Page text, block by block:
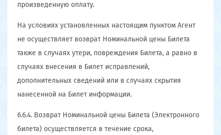
произведенную оплату.
На условиях установленных настоящим пунктом Агент
не осуществляет возврат Номинальной цены Билета
также в случаях утери, повреждения Билета, а равно в
случаях внесения в Билет исправлений,
дополнительных сведений или в случаях скрытия
нанесенной на Билет информации.
6.6.4. Возврат Номинальной цены Билета (Электронного
билета) осуществляется в течение срока,